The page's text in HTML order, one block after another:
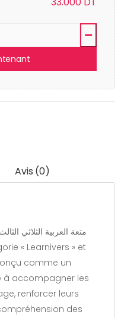
Avis (0)
comme un
à accompagner les
renforcer leurs
des